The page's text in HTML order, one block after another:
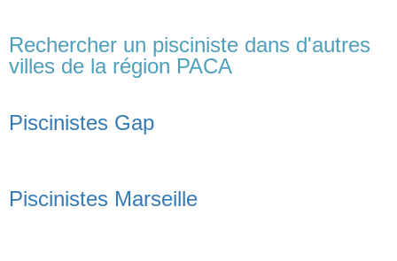
Rechercher un pisciniste dans d'autres
villes de la région PACA
Piscinistes Gap
Piscinistes Marseille